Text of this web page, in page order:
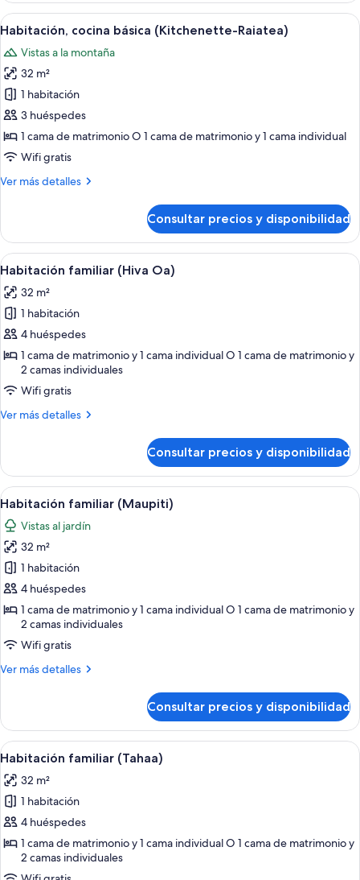
básica
(Kitchenette-
Abrir
todas
las
fotos
de
Habitación,
cocina
básica
(Kitchenette-
Raiatea)
Una habitación con cama, escritorio,
11
Habitación, cocina básica (Kitchenette-Raiatea)
Vistas a la montaña
32 m²
1 habitación
3 huéspedes
1 cama de matrimonio O 1 cama de matrimonio y 1 cama individual
Wifi gratis
Ver más detalles
Más
cocina
básica
(Kitchenette-
Consultar precios y disponibilidad
Abrir
todas
las
fotos
de
Habitación
familiar
(Hiva
Oa)
Habitación de hotel con una cama,
1
Habitación familiar (Hiva Oa)
32 m²
1 habitación
4 huéspedes
1 cama de matrimonio y 1 cama individual O 1 cama de matrimonio y
2 camas individuales
Wifi gratis
Ver más detalles
Más
familiar
(Hiva
Oa)
Consultar precios y disponibilidad
Abrir
todas
las
fotos
de
Habitación
familiar
(Maupiti)
Una habitación con dos camas, una
7
Habitación familiar (Maupiti)
Vistas al jardín
32 m²
1 habitación
4 huéspedes
1 cama de matrimonio y 1 cama individual O 1 cama de matrimonio y
2 camas individuales
Wifi gratis
Ver más detalles
Más
familiar
(Maupiti)
Consultar precios y disponibilidad
Abrir
todas
las
fotos
de
Habitación
familiar
Una habitación con una cama,
6
Habitación familiar (Tahaa)
32 m²
1 habitación
4 huéspedes
1 cama de matrimonio y 1 cama individual O 1 cama de matrimonio y
2 camas individuales